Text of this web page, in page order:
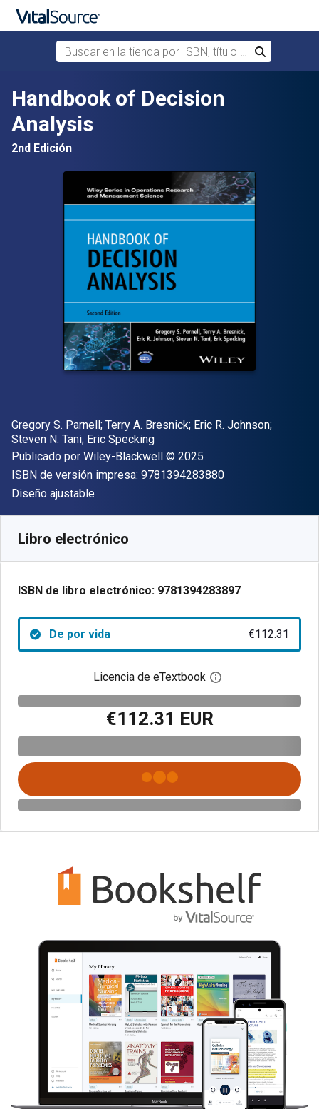
Saltar al contenido principal
Buscar en la tienda por ISBN, título o autor
Buscar
Handbook of Decision
Analysis
2nd Edición
Autor(es)
Gregory S. Parnell; Terry A. Bresnick; Eric R. Johnson;
Steven N. Tani; Eric Specking
Editorial
Publicado por Wiley-Blackwell Copyright
© 2025
ISBN de versión impresa: 9781394283880"ISBN-13
Formato
Diseño ajustable
Libro electrónico
ISBN de libro electrónico: 9781394283897
De por vida €112.31
Licencia de eTextbook Abre el cuadro de
€112.31 EUR